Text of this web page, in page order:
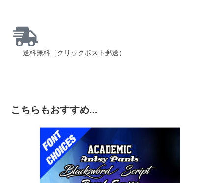
送料無料（クリックポスト郵送）
こちらもおすすめ…